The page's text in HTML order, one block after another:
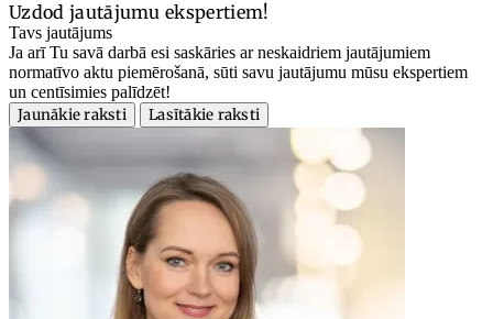
Uzdod jautājumu ekspertiem!
Tavs jautājums
Ja arī Tu savā darbā esi saskāries ar neskaidriem jautājumiem
normatīvo aktu piemērošanā, sūti savu jautājumu mūsu ekspertiem
un centīsimies palīdzēt!
Jaunākie raksti
Lasītākie raksti